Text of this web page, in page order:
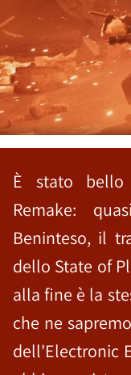
È stato bello
Remake:
Beninteso, il
dello State of
alla fine è la
che ne
dell'Electronic